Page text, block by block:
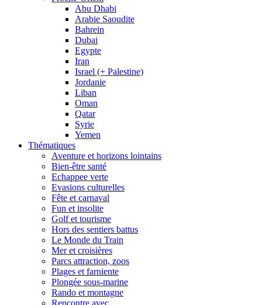
Abu Dhabi
Arabie Saoudite
Bahrein
Dubai
Egypte
Iran
Israel (+ Palestine)
Jordanie
Liban
Oman
Qatar
Syrie
Yemen
Thématiques
Aventure et horizons lointains
Bien-être santé
Echappee verte
Evasions culturelles
Fête et carnaval
Fun et insolite
Golf et tourisme
Hors des sentiers battus
Le Monde du Train
Mer et croisières
Parcs attraction, zoos
Plages et farniente
Plongée sous-marine
Rando et montagne
Rencontre avec...